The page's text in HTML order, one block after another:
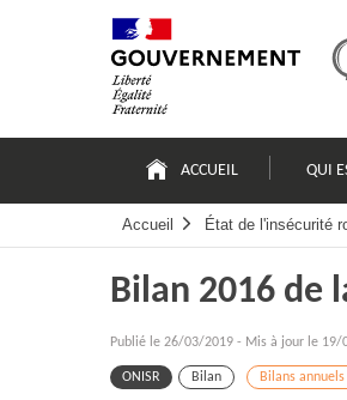
principale
ACCUEIL QUI
Accueil État de l'insécurité
Bilan 2016 de
Publié le 26/03/2019 - Mis à jour le 19/
ONISR Bilan Bilans